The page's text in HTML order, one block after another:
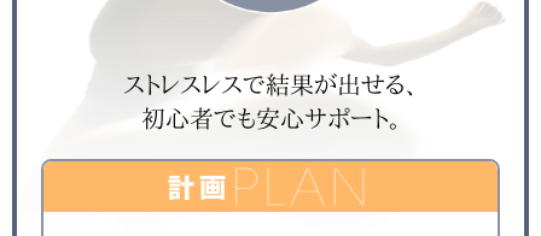
ストレスレスで結果が出せる、
初心者でも安心サポート。